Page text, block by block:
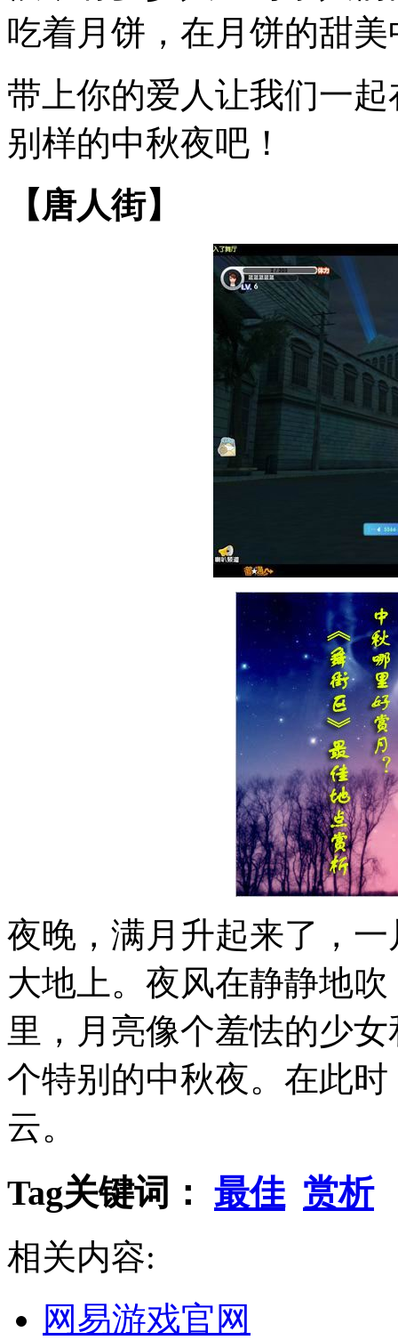
吃着月饼，在月饼的甜
带上你的爱人让我们一
别样的中秋夜吧！
【唐人街】
夜晚，满月升起来了，
大地上。夜风在静静地
里，月亮像个羞怯的少
个特别的中秋夜。在此
云。
Tag关键词： 最佳 赏析
相关内容:
网易游戏官网